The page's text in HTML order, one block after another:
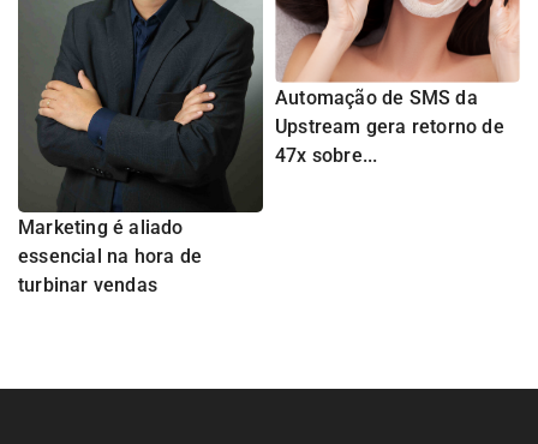
Marketing é aliado
essencial na hora de
turbinar vendas
Automação de SMS da
Upstream gera retorno de
47x sobre...